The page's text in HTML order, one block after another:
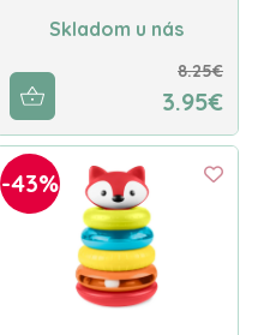
Skladom u nás
8.25€
3.95€
-43%